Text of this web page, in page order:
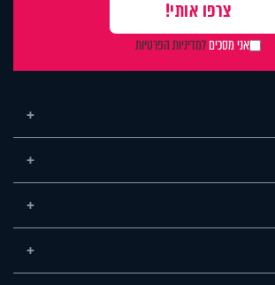
אני מסכיםלמדיניות הפרטיות